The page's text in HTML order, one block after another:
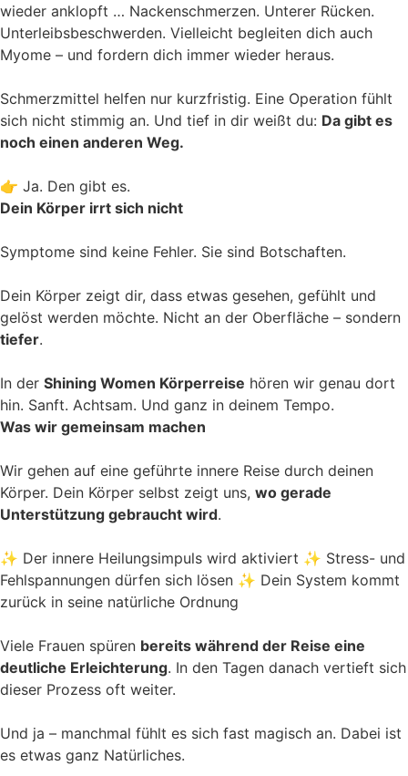
wieder anklopft … Nackenschmerzen. Unterer Rücken.
Unterleibsbeschwerden. Vielleicht begleiten dich auch
Myome – und fordern dich immer wieder heraus.
Schmerzmittel helfen nur kurzfristig. Eine Operation fühlt
sich nicht stimmig an. Und tief in dir weißt du: Da gibt es
noch einen anderen Weg.
👉 Ja. Den gibt es.
Dein Körper irrt sich nicht
Symptome sind keine Fehler. Sie sind Botschaften.
Dein Körper zeigt dir, dass etwas gesehen, gefühlt und
gelöst werden möchte. Nicht an der Oberfläche – sondern
tiefer.
In der Shining Women Körperreise hören wir genau dort
hin. Sanft. Achtsam. Und ganz in deinem Tempo.
Was wir gemeinsam machen
Wir gehen auf eine geführte innere Reise durch deinen
Körper. Dein Körper selbst zeigt uns, wo gerade
Unterstützung gebraucht wird.
✨ Der innere Heilungsimpuls wird aktiviert ✨ Stress- und
Fehlspannungen dürfen sich lösen ✨ Dein System kommt
zurück in seine natürliche Ordnung
Viele Frauen spüren bereits während der Reise eine
deutliche Erleichterung. In den Tagen danach vertieft sich
dieser Prozess oft weiter.
Und ja – manchmal fühlt es sich fast magisch an. Dabei ist
es etwas ganz Natürliches.